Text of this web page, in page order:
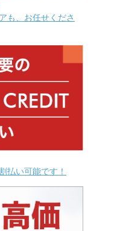
も、お任せくださ
払い可能です！